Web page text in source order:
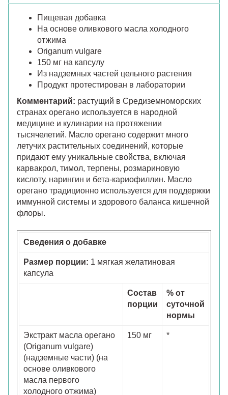
Пищевая добавка
На основе оливкового масла холодного
отжима
Origanum vulgare
150 мг на капсулу
Из надземных частей цельного растения
Продукт протестирован в лаборатории
Комментарий: растущий в Средиземноморских
странах орегано используется в народной
медицине и кулинарии на протяжении
тысячелетий. Масло орегано содержит много
летучих растительных соединений, которые
придают ему уникальные свойства, включая
карвакрол, тимол, терпены, розмариновую
кислоту, нарингин и бета-кариофиллин. Масло
орегано традиционно используется для поддержки
иммунной системы и здорового баланса кишечной
флоры.
Сведения о добавке
Размер порции: 1 мягкая желатиновая
капсула
Состав
порции
% от
суточной
нормы
Экстракт масла орегано
(Origanum vulgare)
(надземные части) (на
основе оливкового
масла первого
холодного отжима)
150 мг *